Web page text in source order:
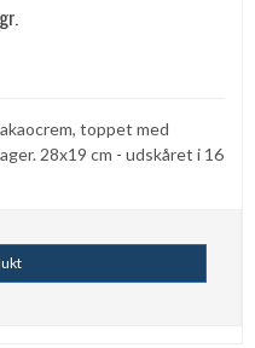
toppet med
28x19 cm - udskåret i 16